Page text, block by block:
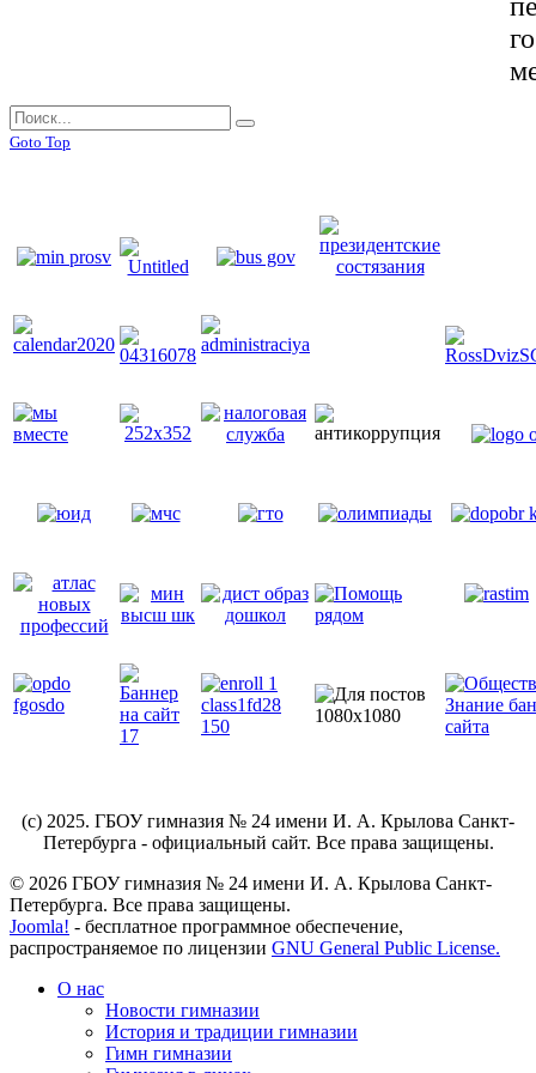
Goto Top
(c) 2025. ГБОУ гимназия № 24 имени И. А. Крылова Санкт-
Петербурга - официальный сайт. Все права защищены.
© 2026 ГБОУ гимназия № 24 имени И. А. Крылова Санкт-
Петербурга. Все права защищены.
Joomla! - бесплатное программное обеспечение,
распространяемое по лицензии GNU General Public License.
О нас
Новости гимназии
История и традиции гимназии
Гимн гимназии